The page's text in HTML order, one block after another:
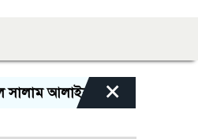
আলাইকা, ইয়া হাবীব
×